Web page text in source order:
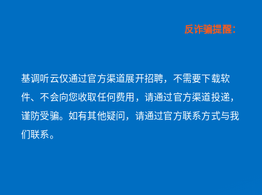
反诈骗提醒：
基调听云仅通过官方渠道展开招聘，不需要下载软
件、不会向您收取任何费用，请通过官方渠道投递，
谨防受骗。如有其他疑问，请通过官方联系方式与我
们联系。